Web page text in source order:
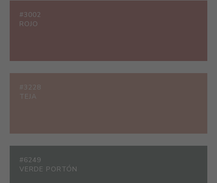
#3002
ROJO
#3228
TEJA
#6249
VERDE PORTÓN